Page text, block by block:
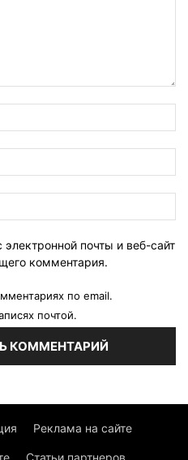
почты и веб-сайт
комментария.
по email.
почтой.
Реклама на сайте